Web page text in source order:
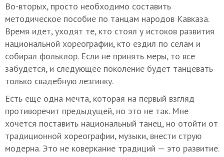
Во-вторых, просто необходимо составить
методическое пособие по танцам народов Кавказа.
Время идет, уходят те, кто стоял у истоков развития
национальной хореографии, кто ездил по селам и
собирал фольклор. Если не принять меры, то все
забудется, и следующее поколение будет танцевать
только свадебную лезгинку.
Есть еще одна мечта, которая на первый взгляд
противоречит предыдущей, но это не так. Мне
хочется поставить национальный танец, но отойти от
традиционной хореографии, музыки, внести струю
модерна. Это не коверкание традиций — это развитие.